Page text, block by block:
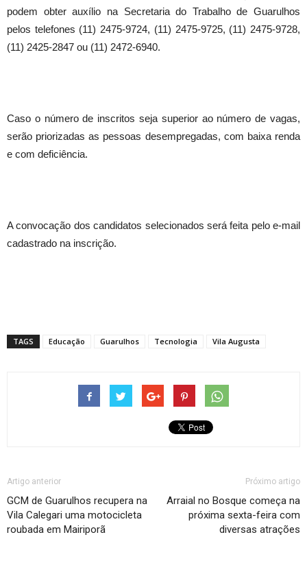
podem obter auxílio na Secretaria do Trabalho de Guarulhos
pelos telefones (11) 2475-9724, (11) 2475-9725, (11) 2475-9728,
(11) 2425-2847 ou (11) 2472-6940.
Caso o número de inscritos seja superior ao número de vagas,
serão priorizadas as pessoas desempregadas, com baixa renda
e com deficiência.
A convocação dos candidatos selecionados será feita pelo e-mail
cadastrado na inscrição.
TAGS Educação Guarulhos Tecnologia Vila Augusta
Artigo anterior
GCM de Guarulhos recupera na
Vila Calegari uma motocicleta
roubada em Mairiporã
Próximo artigo
Arraial no Bosque começa na
próxima sexta-feira com
diversas atrações